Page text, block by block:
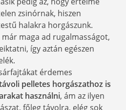
zsinórnak, hiszen
halakra horgászunk.
maga ad rugalmasságot,
így aztán egészen
érdemes
pelletes horgászathoz is
használni, ám az ilyen
főleg távolra, elég sok